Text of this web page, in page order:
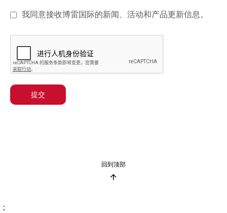
我同意接收博雷国际的新闻、活动和产品更新信息。
提交
回到顶部
；